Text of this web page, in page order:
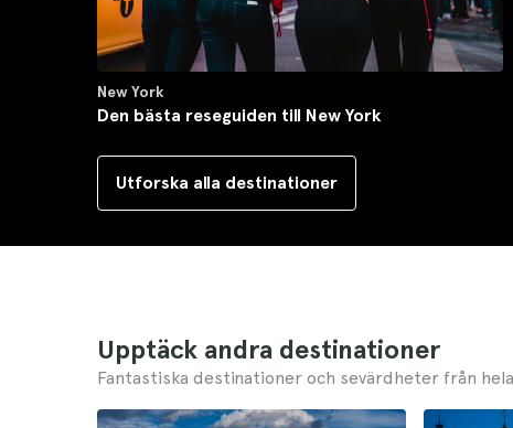
New York
Den bästa reseguiden till New York
Utforska alla destinationer
Upptäck andra destinationer
Fantastiska destinationer och sevärdheter från